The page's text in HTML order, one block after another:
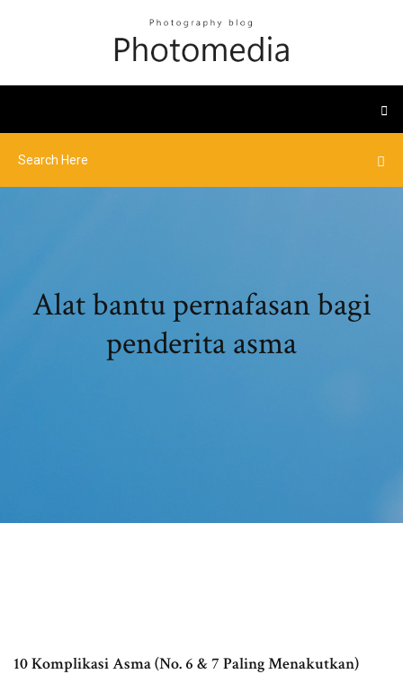
Alat bantu pernafasan bagi
penderita asma
10 Komplikasi Asma (No. 6 & 7 Paling Menakutkan)